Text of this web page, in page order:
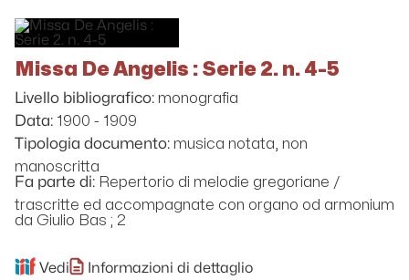
Missa De Angelis : Serie 2. n. 4-5
Livello bibliografico: monografia
Data: 1900 - 1909
Tipologia documento: musica notata, non
manoscritta
Fa parte di: Repertorio di melodie gregoriane /
trascritte ed accompagnate con organo od armonium
da Giulio Bas ; 2
Vedi Informazioni di dettaglio